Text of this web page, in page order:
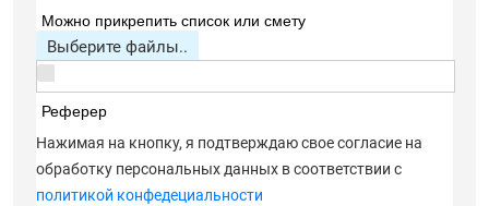
Можно прикрепить список или смету
Выберите файлы..
Реферер
Нажимая на кнопку, я подтверждаю свое согласие на
обработку персональных данных в соответствии с
политикой конфедециальности